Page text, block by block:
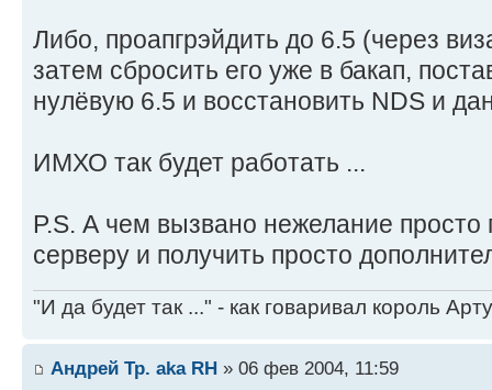
Либо, проапгрэйдить до 6.5 (через
затем сбросить его уже в бакап,
нулёвую 6.5 и восстановить NDS и
ИМХО так будет работать ...
P.S. А чем вызвано нежелание просто
серверу и получить просто
"И да будет так ..." - как говаривал король
Андрей Тр. aka RH » 06 фев 2004, 11:59